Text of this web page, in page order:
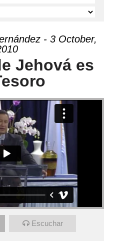
- 3 October,
Jehová es
Escuchar